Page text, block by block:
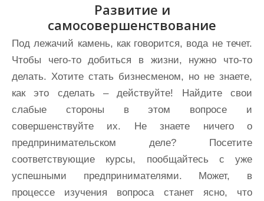
Развитие и
самосовершенствование
Под лежачий камень, как говорится, вода не течет.
Чтобы чего-то добиться в жизни, нужно что-то
делать. Хотите стать бизнесменом, но не знаете,
как это сделать – действуйте! Найдите свои
слабые стороны в этом вопросе и
совершенствуйте их. Не знаете ничего о
предпринимательском деле? Посетите
соответствующие курсы, пообщайтесь с уже
успешными предпринимателями. Может, в
процессе изучения вопроса станет ясно, что